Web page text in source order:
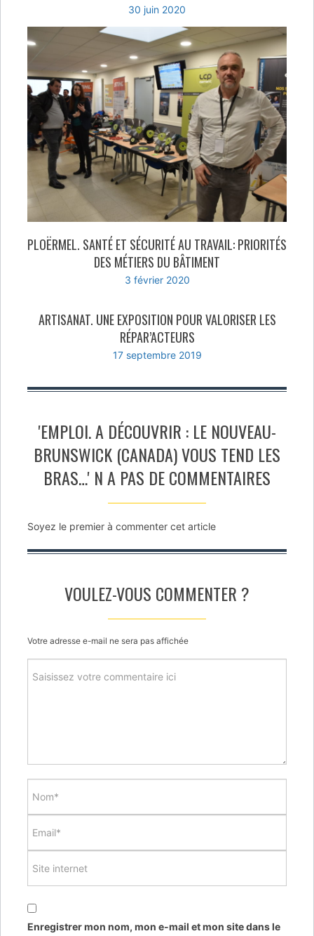
30 juin 2020
PLOËRMEL. SANTÉ ET SÉCURITÉ AU TRAVAIL: PRIORITÉS
DES MÉTIERS DU BÂTIMENT
3 février 2020
ARTISANAT. UNE EXPOSITION POUR VALORISER LES
RÉPAR’ACTEURS
17 septembre 2019
'EMPLOI. A DÉCOUVRIR : LE NOUVEAU-
BRUNSWICK (CANADA) VOUS TEND LES
BRAS…' N A PAS DE COMMENTAIRES
Soyez le premier à commenter cet article
VOULEZ-VOUS COMMENTER ?
Votre adresse e-mail ne sera pas affichée
Enregistrer mon nom, mon e-mail et mon site dans le